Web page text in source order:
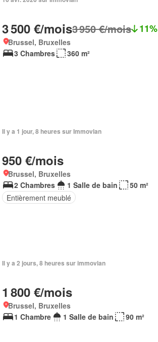
3 500 €/mois3 950 €/mois 11%
Brussel, Bruxelles
3 Chambres
360 m²
Il y a 1 jour, 8 heures sur Immovlan
950 €/mois
Brussel, Bruxelles
2 Chambres
1 Salle de bain
50 m²
Entièrement meublé
Il y a 2 jours, 8 heures sur immovlan
1 800 €/mois
Brussel, Bruxelles
1 Chambre
1 Salle de bain 90 m²